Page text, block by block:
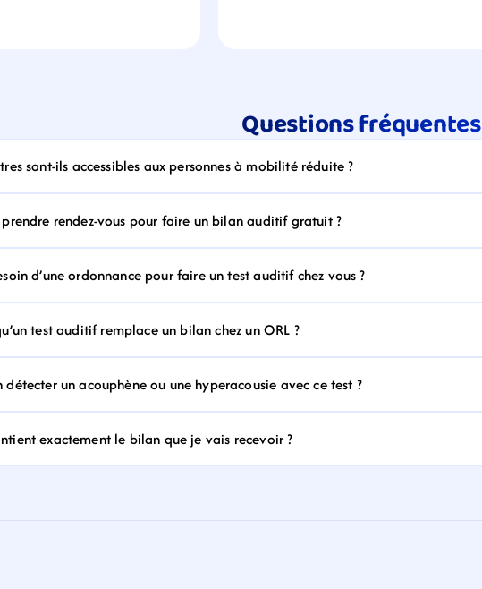
Questions fréquentes
sont-ils accessibles aux personnes à mobilité réduite ?
rendez-vous pour faire un bilan auditif gratuit ?
d’une ordonnance pour faire un test auditif chez vous ?
test auditif remplace un bilan chez un ORL ?
détecter un acouphène ou une hyperacousie avec ce test ?
exactement le bilan que je vais recevoir ?